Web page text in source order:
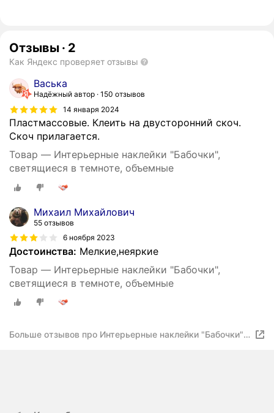
Отзывы · 2
Как Яндекс проверяет отзывы
Васька
Надёжный автор 150 отзывов
14 января 2024
Пластмассовые. Клеить на двусторонний скоч.
Скоч прилагается.
Товар — Интерьерные наклейки "Бабочки",
светящиеся в темноте, объемные
Михаил Михайлович
55 отзывов
6 ноября 2023
Достоинства: Мелкие,неяркие
Товар — Интерьерные наклейки "Бабочки",
светящиеся в темноте, объемные
Больше отзывов про Интерьерные наклейки "Бабочки",